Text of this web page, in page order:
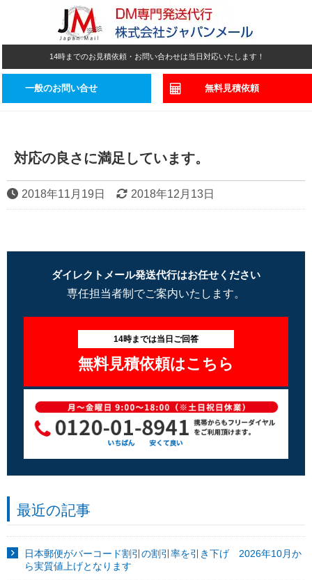
14時までのお見積依頼・お問い合わせは当日対応いたします！
一般のお問い合せ 無料見積依頼
対応の良さに満足しています。
2018年11月19日 2018年12月13日
ダイレクトメール発送代行はお任せください
専任担当者制でご案内いたします。
14時までは当日ご回答
無料見積依頼はこちら
最近の記事
日本郵便がバーコード割引の割引率を引き下げ 2026年10月か
ら実質値上げとなります